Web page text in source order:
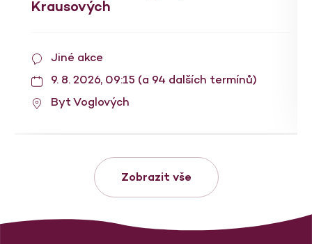
Krausových
Jiné akce
9. 8. 2026, 09:15 (a 94 dalších termínů)
Byt Voglových
Zobrazit vše